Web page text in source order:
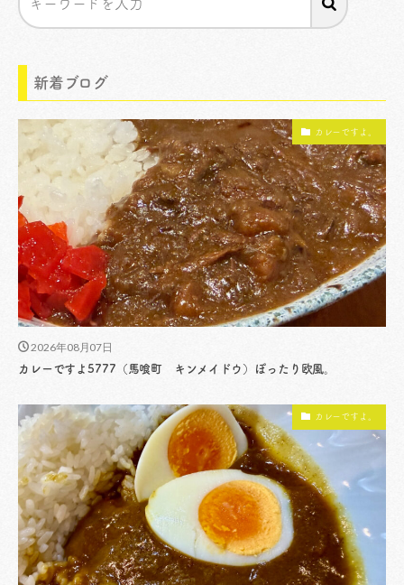
新着ブログ
カレーですよ。
2026年08月07日
カレーですよ5777（馬喰町 キンメイドウ）ぽったり欧風。
カレーですよ。